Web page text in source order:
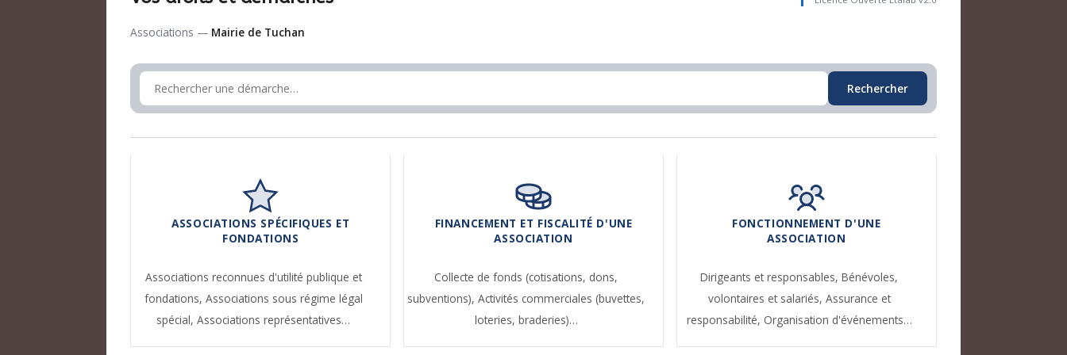
Associations — Mairie de Tuchan
Rechercher
ASSOCIATIONS SPÉCIFIQUES ET
FONDATIONS
Associations reconnues d'utilité publique et
fondations, Associations sous régime légal
spécial,Associations représentatives…
FINANCEMENT ET FISCALITÉ D'UNE
ASSOCIATION
Collecte de fonds (cotisations, dons,
subventions),Activités commerciales (buvettes,
loteries, braderies)…
FONCTIONNEMENT D'UNE
ASSOCIATION
Dirigeants et responsables,Bénévoles,
volontaires et salariés, Assurance et
responsabilité, Organisation d'événements…